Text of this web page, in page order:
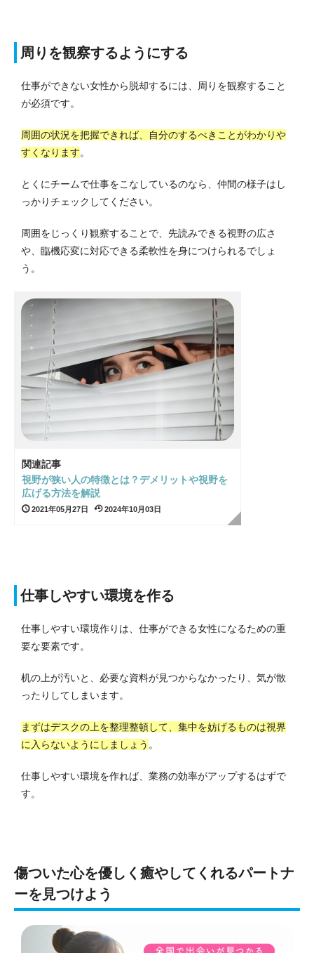
周りを観察するようにする
仕事ができない女性から脱却するには、周りを観察すること
が必須です。
周囲の状況を把握できれば、自分のするべきことがわかりや
すくなります。
とくにチームで仕事をこなしているのなら、仲間の様子はし
っかりチェックしてください。
周囲をじっくり観察することで、先読みできる視野の広さ
や、臨機応変に対応できる柔軟性を身につけられるでしょ
う。
関連記事
視野が狭い人の特徴とは？デメリットや視野を
広げる方法を解説
2021年05月27日 2024年10月03日
仕事しやすい環境を作る
仕事しやすい環境作りは、仕事ができる女性になるための重
要な要素です。
机の上が汚いと、必要な資料が見つからなかったり、気が散
ったりしてしまいます。
まずはデスクの上を整理整頓して、集中を妨げるものは視界
に入らないようにしましょう 。
仕事しやすい環境を作れば、業務の効率がアップするはずで
す。
傷ついた心を優しく癒やしてくれるパートナ
ーを見つけよう